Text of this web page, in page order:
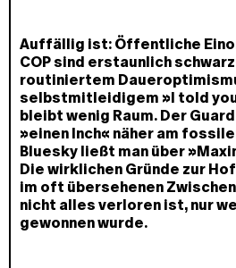
Auffällig ist: Öffentliche
COP sind erstaunlich
routiniertem
selbstmitleidigem »I told
bleibt wenig Raum. Der
»einen Inch« näher am
Bluesky ließt man über
Die wirklichen Gründe zur
im oft übersehenen
nicht alles verloren ist, nur
gewonnen wurde.